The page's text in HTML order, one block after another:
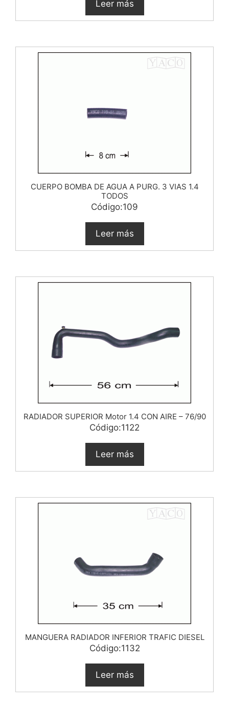
Leer más
CUERPO BOMBA DE AGUA A PURG. 3 VIAS 1.4
TODOS
Código:109
Leer más
RADIADOR SUPERIOR Motor 1.4 CON AIRE – 76/90
Código:1122
Leer más
MANGUERA RADIADOR INFERIOR TRAFIC DIESEL
Código:1132
Leer más